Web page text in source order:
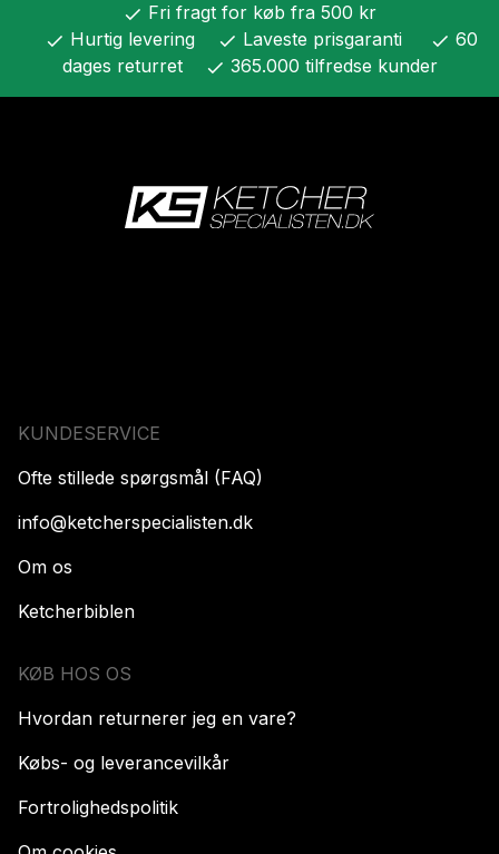
check Fri fragt for køb fra 500 kr
check Hurtig levering check Laveste prisgaranti check 60
dages returret
check 365.000 tilfredse kunder
KUNDESERVICE
Ofte stillede spørgsmål (FAQ)
info@ketcherspecialisten.dk
Om os
Ketcherbiblen
KØB HOS OS
Hvordan returnerer jeg en vare?
Købs- og leverancevilkår
Fortrolighedspolitik